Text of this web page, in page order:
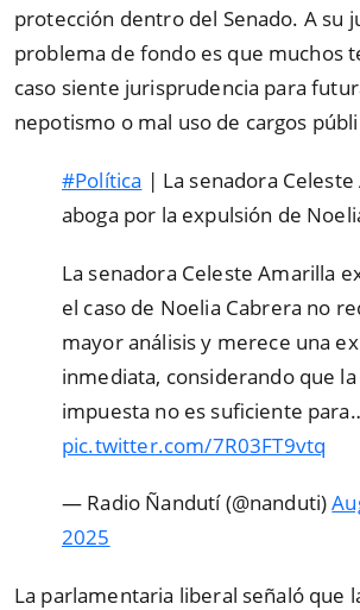
protección dentro del Senado. A su
problema de fondo es que muchos
caso siente jurisprudencia para
nepotismo o mal uso de cargos
#Política | La senadora
aboga por la expulsión de
La senadora Celeste Amarilla
el caso de Noelia Cabrera no
mayor análisis y merece una
inmediata, considerando que
impuesta no es suficiente
pic.twitter.com/7R03FT9vtq
— Radio Ñandutí (@nanduti)
2025
La parlamentaria liberal señaló que